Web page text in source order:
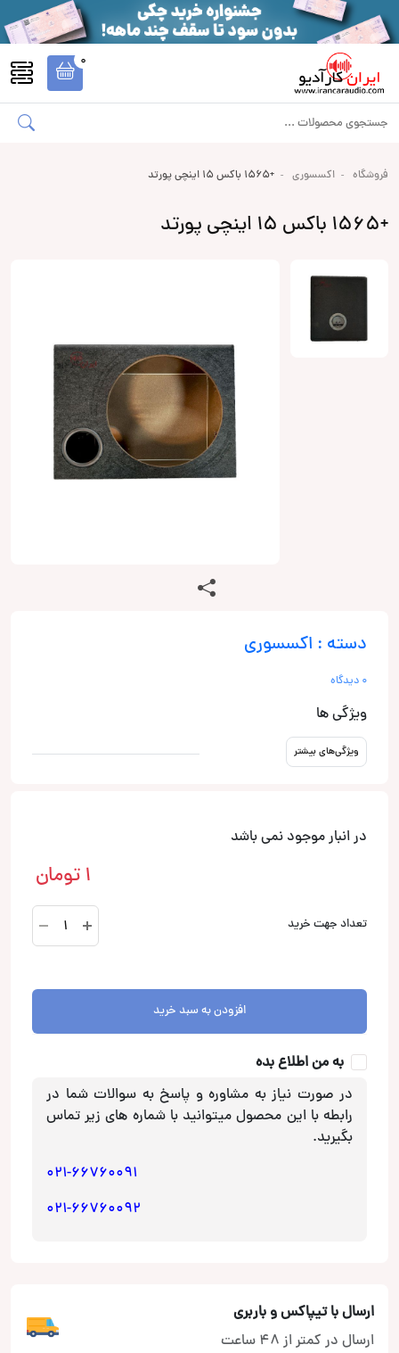
0
فروشگاه اکسسوری +1565 باکس 15 اینچی پورتد
+1565 باکس 15 اینچی پورتد
دسته : اکسسوری
0 دیدگاه
ویژگی ها
ویژگی‌های بیشتر
در انبار موجود نمی باشد
1 تومان
تعداد جهت خرید
باکس
افزودن به سبد خرید
به من اطلاع بده
در صورت نیاز به مشاوره و پاسخ به سوالات شما در
رابطه با این محصول میتوانید با شماره های زیر تماس
بگیرید.
021-66760091
021-66760092
ارسال با تیپاکس و باربری
ارسال در کمتر از 48 ساعت